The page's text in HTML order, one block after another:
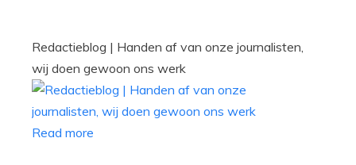
Redactieblog | Handen af van onze journalisten,
wij doen gewoon ons werk
Read more